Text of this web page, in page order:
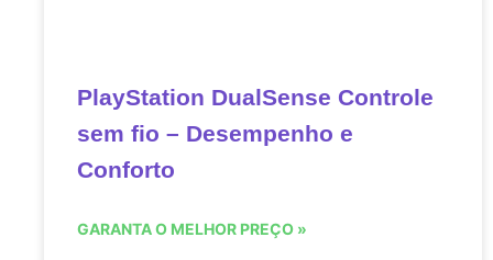
PlayStation DualSense Controle
sem fio – Desempenho e
Conforto
GARANTA O MELHOR PREÇO »